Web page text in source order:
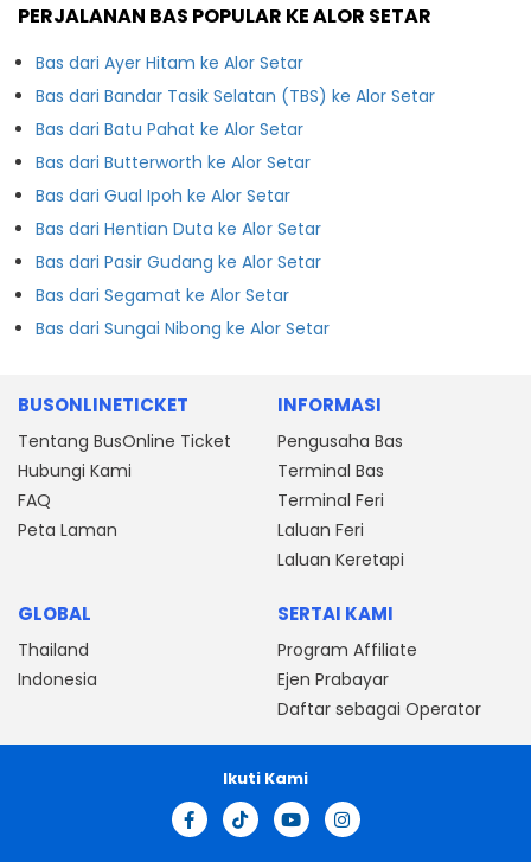
PERJALANAN BAS POPULAR KE ALOR SETAR
Bas dari Ayer Hitam ke Alor Setar
Bas dari Bandar Tasik Selatan (TBS) ke Alor Setar
Bas dari Batu Pahat ke Alor Setar
Bas dari Butterworth ke Alor Setar
Bas dari Gual Ipoh ke Alor Setar
Bas dari Hentian Duta ke Alor Setar
Bas dari Pasir Gudang ke Alor Setar
Bas dari Segamat ke Alor Setar
Bas dari Sungai Nibong ke Alor Setar
BUSONLINETICKET
Tentang BusOnline Ticket
Hubungi Kami
FAQ
Peta Laman
INFORMASI
Pengusaha Bas
Terminal Bas
Terminal Feri
Laluan Feri
Laluan Keretapi
GLOBAL
Thailand
Indonesia
SERTAI KAMI
Program Affiliate
Ejen Prabayar
Daftar sebagai Operator
Ikuti Kami